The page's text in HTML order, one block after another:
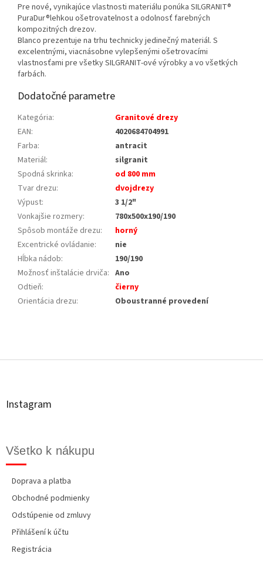
Pre nové, vynikajúce vlastnosti materiálu ponúka SILGRANIT®
PuraDur®lehkou ošetrovatelnost a odolnosť farebných
kompozitných drezov.
Blanco prezentuje na trhu technicky jedinečný materiál. S
excelentnými, viacnásobne vylepšenými ošetrovacími
vlastnosťami pre všetky SILGRANIT-ové výrobky a vo všetkých
farbách.
Dodatočné parametre
Kategória:
Granitové drezy
EAN:
4020684704991
Farba:
antracit
Materiál:
silgranit
Spodná skrinka:
od 800 mm
Tvar drezu:
dvojdrezy
Výpust:
3 1/2"
Vonkajšie rozmery:
780x500x190/190
Spôsob montáže drezu:
horný
Excentrické ovládanie:
nie
Hĺbka nádob:
190/190
Možnosť inštalácie drviča: Ano
Odtieň:
čierny
Orientácia drezu: Oboustranné provedení
á
Instagram
Všetko k nákupu
Doprava a platba
Obchodné podmienky
Odstúpenie od zmluvy
Přihlášení k účtu
Registrácia